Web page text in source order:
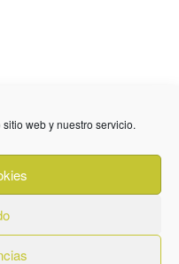
web y nuestro servicio.
Fuente Palmera
Cookies
Contacto